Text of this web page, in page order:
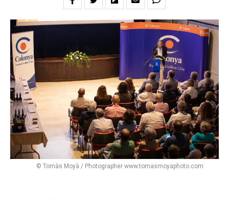
© Tomàs Moyà / Photographer www.tomasmoyaphoto.com